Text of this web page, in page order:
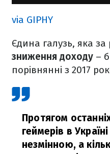
via GIPHY
Єдина галузь, яка за
зниження доходу –
порівнянні з 2017
Протягом
геймерів в
незмінною, а